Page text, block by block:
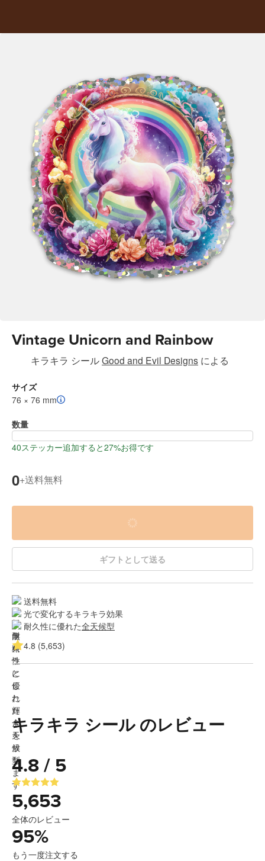
Vintage Unicorn and Rainbow
キラキラ シールGood and Evil Designs による
サイズ
76 × 76 mm
数量
40ステッカー追加すると27%お得です
0+送料無料
ギフトとして送る
送料無料
光で変化するキラキラ効果
耐久性に優れた全天候型
4.8 (5,653)
キラキラ シール のレビュー
4.8 / 5
5,653
全体のレビュー
95%
もう一度注文する